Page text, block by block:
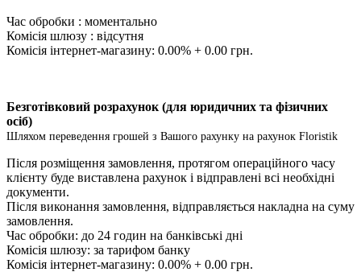
Час обробки : моментально
Комісія шлюзу : відсутня
Комісія інтернет-магазину: 0.00% + 0.00 грн.
Безготівковий розрахунок (для юридичних та фізичних
осіб)
Шляхом переведення грошей з Вашого рахунку на рахунок Floristik
Після розміщення замовлення, протягом операційного часу
клієнту буде виставлена ​​рахунок і відправлені всі необхідні
документи.
Після виконання замовлення, відправляється накладна на суму
замовлення.
Час обробки: до 24 годин на банківські дні
Комісія шлюзу: за тарифом банку
Комісія інтернет-магазину: 0.00% + 0.00 грн.